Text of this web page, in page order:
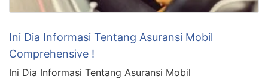
Ini Dia Informasi Tentang Asuransi Mobil
Comprehensive !
Ini Dia Informasi Tentang Asuransi Mobil